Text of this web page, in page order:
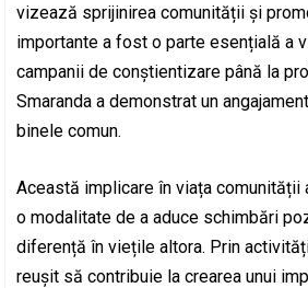
vizează sprijinirea comunității și
importante a fost o parte esențială a
campanii de conștientizare până la
Smaranda a demonstrat un
binele comun.
Această implicare în viața comunității
o modalitate de a aduce schimbări
diferență în viețile altora. Prin
reușit să contribuie la crearea unui